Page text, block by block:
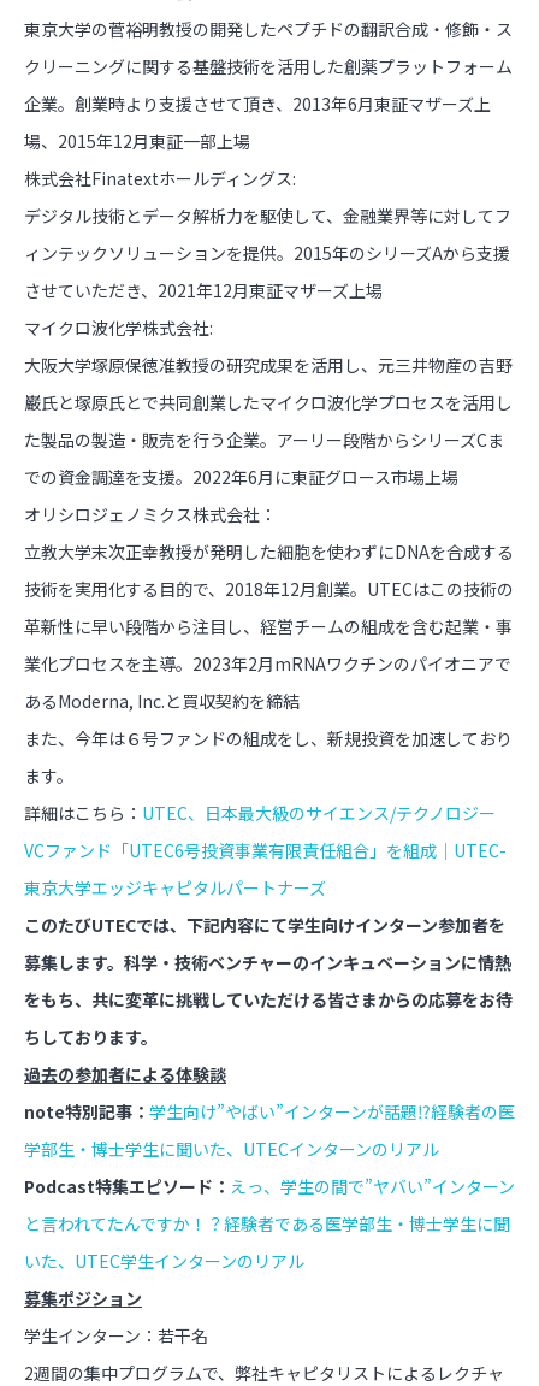
東京大学の菅裕明教授の開発したペプチドの翻訳合成・修飾・ス
クリーニングに関する基盤技術を活用した創薬プラットフォーム
企業。創業時より支援させて頂き、2013年6月東証マザーズ上
場、2015年12月東証一部上場
株式会社Finatextホールディングス:
デジタル技術とデータ解析力を駆使して、金融業界等に対してフ
ィンテックソリューションを提供。2015年のシリーズAから支援
させていただき、2021年12月東証マザーズ上場
マイクロ波化学株式会社:
大阪大学塚原保徳准教授の研究成果を活用し、元三井物産の吉野
巌氏と塚原氏とで共同創業したマイクロ波化学プロセスを活用し
た製品の製造・販売を行う企業。アーリー段階からシリーズCま
での資金調達を支援。2022年6月に東証グロース市場上場
オリシロジェノミクス株式会社：
立教大学末次正幸教授が発明した細胞を使わずにDNAを合成する
技術を実用化する目的で、2018年12月創業。UTECはこの技術の
革新性に早い段階から注目し、経営チームの組成を含む起業・事
業化プロセスを主導。2023年2月mRNAワクチンのパイオニアで
あるModerna, Inc.と買収契約を締結
また、今年は６号ファンドの組成をし、新規投資を加速しており
ます。
詳細はこちら： UTEC、日本最大級のサイエンス/テクノロジー
VCファンド「UTEC6号投資事業有限責任組合」を組成｜UTEC-
東京大学エッジキャピタルパートナーズ
このたびUTECでは、下記内容にて学生向けインターン参加者を
募集します。科学・技術ベンチャーのインキュベーションに情熱
をもち、共に変革に挑戦していただける皆さまからの応募をお待
ちしております。
過去の参加者による体験談
note特別記事： 学生向け”やばい”インターンが話題⁉経験者の医
学部生・博士学生に聞いた、UTECインターンのリアル
Podcast特集エピソード： えっ、学生の間で”ヤバい”インターン
と言われてたんですか！？経験者である医学部生・博士学生に聞
いた、UTEC学生インターンのリアル
募集ポジション
学生インターン：若干名
2週間の集中プログラムで、弊社キャピタリストによるレクチャ